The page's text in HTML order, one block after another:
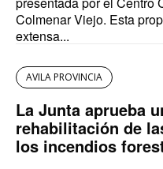
Colmenar Viejo. Esta
extensa...
AVILA PROVINCIA
La Junta aprueba
rehabilitación de
los incendios